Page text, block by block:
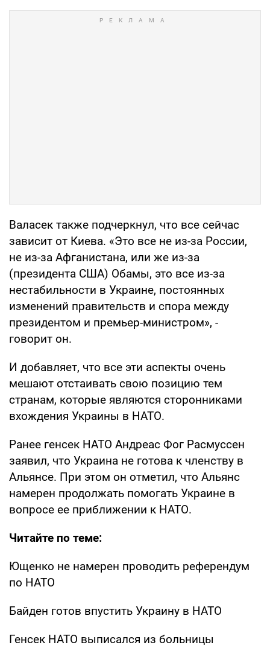
Валасек также подчеркнул, что все сейчас
зависит от Киева. «Это все не из-за России,
не из-за Афганистана, или же из-за
(президента США) Обамы, это все из-за
нестабильности в Украине, постоянных
изменений правительств и спора между
президентом и премьер-министром», -
говорит он.
И добавляет, что все эти аспекты очень
мешают отстаивать свою позицию тем
странам, которые являются сторонниками
вхождения Украины в НАТО.
Ранее генсек НАТО Андреас Фог Расмуссен
заявил, что Украина не готова к членству в
Альянсе. При этом он отметил, что Альянс
намерен продолжать помогать Украине в
вопросе ее приближении к НАТО.
Читайте по теме:
Ющенко не намерен проводить референдум
по НАТО
Байден готов впустить Украину в НАТО
Генсек НАТО выписался из больницы